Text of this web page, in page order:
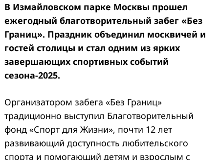
В Измайловском парке Москвы прошел
ежегодный благотворительный забег «Без
Границ». Праздник объединил москвичей и
гостей столицы и стал одним из ярких
завершающих спортивных событий
сезона-2025.
Организатором забега «Без Границ»
традиционно выступил Благотворительный
фонд «Спорт для Жизни», почти 12 лет
развивающий доступность любительского
спорта и помогающий детям и взрослым с